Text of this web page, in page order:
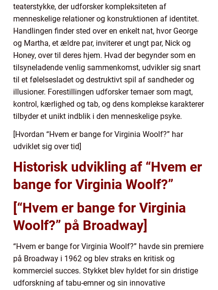
teaterstykke, der udforsker kompleksiteten af
menneskelige relationer og konstruktionen af identitet.
Handlingen finder sted over en enkelt nat, hvor George
og Martha, et ældre par, inviterer et ungt par, Nick og
Honey, over til deres hjem. Hvad der begynder som en
tilsyneladende venlig sammenkomst, udvikler sig snart
til et følelsesladet og destruktivt spil af sandheder og
illusioner. Forestillingen udforsker temaer som magt,
kontrol, kærlighed og tab, og dens komplekse karakterer
tilbyder et unikt indblik i den menneskelige psyke.
[Hvordan “Hvem er bange for Virginia Woolf?” har
udviklet sig over tid]
Historisk udvikling af “Hvem er
bange for Virginia Woolf?”
[“Hvem er bange for Virginia
Woolf?” på Broadway]
“Hvem er bange for Virginia Woolf?” havde sin premiere
på Broadway i 1962 og blev straks en kritisk og
kommerciel succes. Stykket blev hyldet for sin dristige
udforskning af tabu-emner og sin innovative